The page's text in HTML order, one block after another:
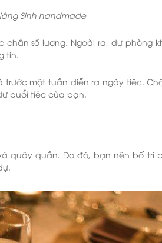
Sinh handmade
số lượng. Ngoài ra, dự phòng
tin.
một tuần diễn ra ngày tiệc.
buổi tiệc của bạn.
quây quần. Do đó, bạn nên bố trí